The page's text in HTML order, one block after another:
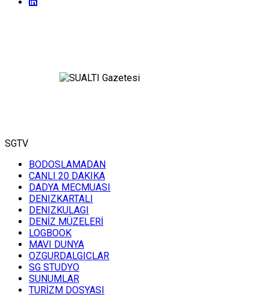
SGTV
BODOSLAMADAN
CANLI 20 DAKIKA
DADYA MECMUASI
DENIZKARTALI
DENIZKULAGI
DENİZ MÜZELERİ
LOGBOOK
MAVI DUNYA
OZGURDALGICLAR
SG STUDYO
SUNUMLAR
TURİZM DOSYASI